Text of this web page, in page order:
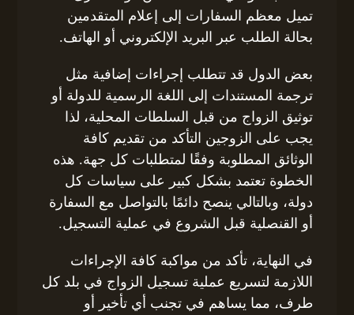
تميل معظم السفارات إلى إعلام المتقدمين
بحالة الطلب عبر البريد الإلكتروني أو الهاتف.
بعض الدول قد تتطلب إجراءات إضافية مثل
ترجمة المستندات إلى اللغة الرسمية للدولة أو
توثيق الزواج من قبل السلطات المحلية، لذا
يجب على الزوجين التأكد من تقديم كافة
الوثائق المطلوبة وفقًا لمتطلبات كل جهة. هذه
الخطوة تعتمد بشكل كبير على سياسات كل
دولة، وبالتالي ينصح دائمًا بالتواصل مع السفارة
أو القنصلية قبل الشروع في عملية التسجيل.
في النهاية، تأكد من مواكبة كافة الإجراءات
اللازمة لتسريع عملية تسجيل الزواج في بلد كل
طرف، مما يساهم في تجنب أي تأخير أو